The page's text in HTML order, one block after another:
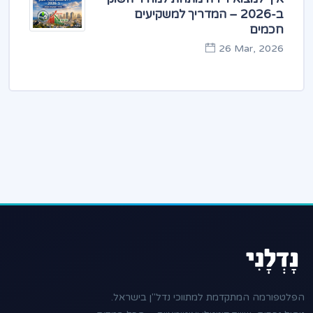
ב-2026 – המדריך למשקיעים
חכמים
26 Mar, 2026
הפלטפורמה המתקדמת למתווכי נדל"ן בישראל.